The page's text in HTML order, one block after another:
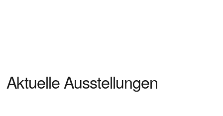
Aktuelle Ausstellungen